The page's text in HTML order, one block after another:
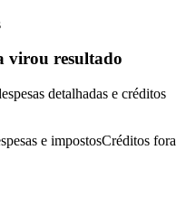
virou resultado
detalhadas e créditos
e impostosCréditos fora